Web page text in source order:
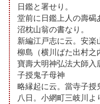
日鑑と署せり。
堂前に日鑑上人の壽碣
沼枕山翁の書なり。
新編江戸志に云。安
柳島（横川ばた出村之
寶壽大明神弘法大師入
子授鬼子母神
略縁起に云。當寺子授
八日。小網町三岐川